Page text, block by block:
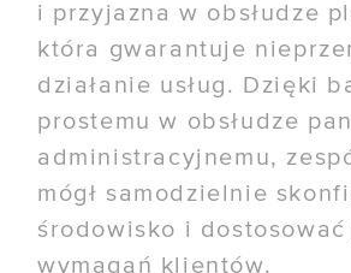
i przyjazna w obsłudze
która gwarantuje
działanie usług. Dzięki
prostemu w obsłudze
administracyjnemu,
mógł samodzielnie
środowisko i
wymagań klientów.